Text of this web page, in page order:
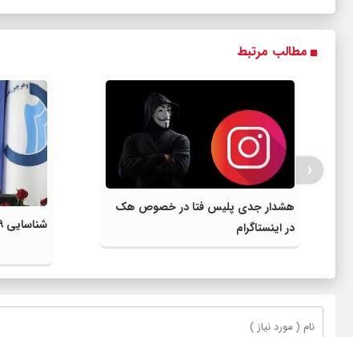
مطالب مرتبط
هشدار جدی پلیس فتا در خصوص هک
در اینستاگرام
شناسایی ۲۹ فقره انشعاب غیر مجاز آب
‹